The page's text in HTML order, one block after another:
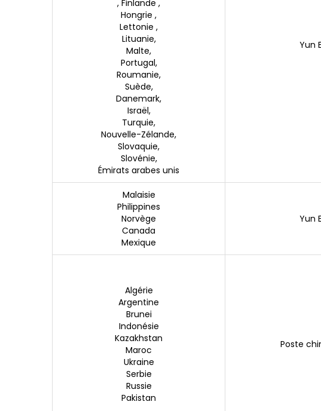
, Finlande ,
Hongrie ,
Lettonie ,
Lituanie,
Malte,
Portugal,
Roumanie,
Suède,
Danemark,
Israël,
Turquie,
Nouvelle-Zélande,
Slovaquie,
Slovénie,
Émirats arabes unis
Yun
Malaisie
Philippines
Norvège
Canada
Mexique
Yun
Algérie
Argentine
Brunei
Indonésie
Kazakhstan
Maroc
Ukraine
Serbie
Russie
Pakistan
Poste